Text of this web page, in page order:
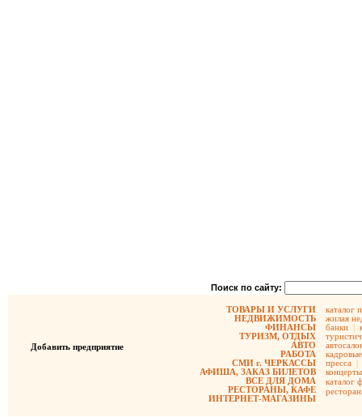
Поиск по сайту:
Добавить предприятие
ТОВАРЫ И УСЛУГИ
НЕДВИЖИМОСТЬ
ФИНАНСЫ
ТУРИЗМ, ОТДЫХ
АВТО
РАБОТА
СМИ г. ЧЕРКАССЫ
АФИША, ЗАКАЗ БИЛЕТОВ
ВСЕ ДЛЯ ДОМА
РЕСТОРАНЫ, КАФЕ
ИНТЕРНЕТ-МАГАЗИНЫ
каталог
жилая
банки |
пресса |
концерты
каталог